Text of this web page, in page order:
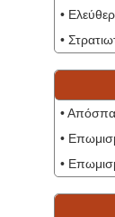
•
•
•
•
•